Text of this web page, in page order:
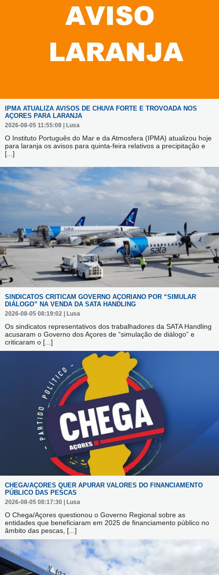
IPMA ATUALIZA AVISOS DE CHUVA FORTE E TROVOADA NOS
AÇORES PARA LARANJA
2026-08-05 11:55:08 | Lusa
O Instituto Português do Mar e da Atmosfera (IPMA) atualizou hoje
para laranja os avisos para quinta-feira relativos a precipitação e
[...]
SINDICATOS CRITICAM GOVERNO AÇORIANO POR “SIMULAR
DIÁLOGO” NA VENDA DA SATA HANDLING
2026-08-05 08:19:02 | Lusa
Os sindicatos representativos dos trabalhadores da SATA Handling
acusaram o Governo dos Açores de “simulação de diálogo” e
criticaram o [...]
CHEGA/AÇORES QUER APURAR VALORES DO FINANCIAMENTO
PÚBLICO DAS PESCAS
2026-08-05 08:17:30 | Lusa
O Chega/Açores questionou o Governo Regional sobre as
entidades que beneficiaram em 2025 de financiamento público no
âmbito das pescas, [...]